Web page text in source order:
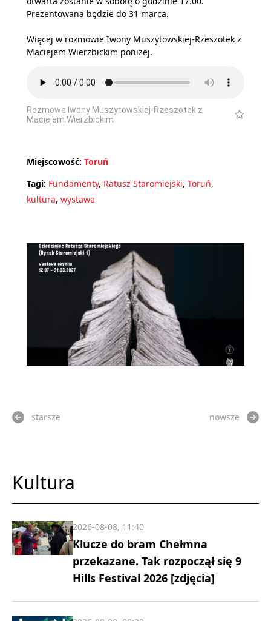
Prezentowana będzie do 31 marca.
Więcej w rozmowie Iwony Muszytowskiej-Rzeszotek z
Maciejem Wierzbickim poniżej.
Rozmowa Iwony Muszytowskiej-Rzeszotek z
Maciejem Wierzbickim
Miejscowość: Toruń
Tagi: Fundamenty, Ratusz Staromiejski, Toruń,
kultura, wystawa
starsze nowsze
Kultura
Klucze do bram Chełmna
przekazane. Tak rozpoczął się 9
Hills Festival 2026 [zdjęcia]
2026-08-08, 11:40